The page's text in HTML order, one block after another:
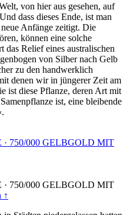
von hier aus gesehen, auf
dass dieses Ende, ist man
Anfänge zeitigt. Die
können eine solche
das Relief eines australischen
von Silber nach Gelb
zu den handwerklich
denen wir in jüngerer Zeit am
ist diese Pflanze, deren Art mit
ist, eine bleibende
· 750/000 GELBGOLD MIT
· 750/000 GELBGOLD MIT
↑